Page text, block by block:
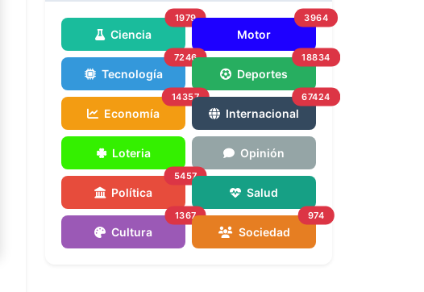
Ciencia
1979
Motor
3964
Tecnología
7246
Deportes
18834
Economía
14357
Internacional
67424
Loteria Opinión
Política
5457
Salud
Cultura
1367
Sociedad
974